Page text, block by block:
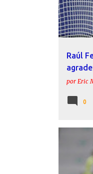
Raúl
por Eric
0
RAÚL